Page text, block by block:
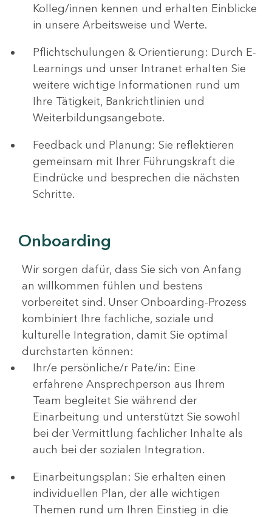
Kolleg/innen kennen und erhalten Einblicke
in unsere Arbeitsweise und Werte.
Pflichtschulungen & Orientierung: Durch E-
Learnings und unser Intranet erhalten Sie
weitere wichtige Informationen rund um
Ihre Tätigkeit, Bankrichtlinien und
Weiterbildungsangebote.
Feedback und Planung: Sie reflektieren
gemeinsam mit Ihrer Führungskraft die
Eindrücke und besprechen die nächsten
Schritte.
Onboarding
Wir sorgen dafür, dass Sie sich von Anfang
an willkommen fühlen und bestens
vorbereitet sind. Unser Onboarding-Prozess
kombiniert Ihre fachliche, soziale und
kulturelle Integration, damit Sie optimal
durchstarten können:
Ihr/e persönliche/r Pate/in: Eine
erfahrene Ansprechperson aus Ihrem
Team begleitet Sie während der
Einarbeitung und unterstützt Sie sowohl
bei der Vermittlung fachlicher Inhalte als
auch bei der sozialen Integration.
Einarbeitungsplan: Sie erhalten einen
individuellen Plan, der alle wichtigen
Themen rund um Ihren Einstieg in die